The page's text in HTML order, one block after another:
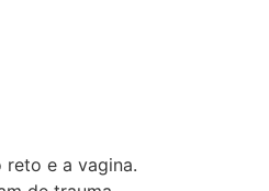
e a vagina.